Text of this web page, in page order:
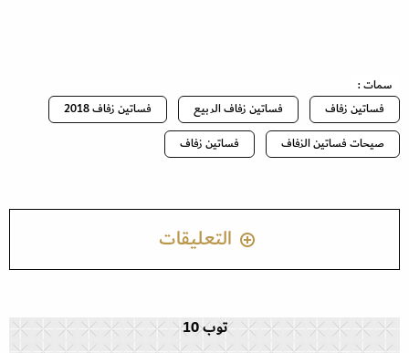
سمات :
فساتين زفاف
فساتين زفاف الربيع
فساتين زفاف 2018
صيحات فساتين الزفاف
فساتين زفاف
التعليقات
توب 10